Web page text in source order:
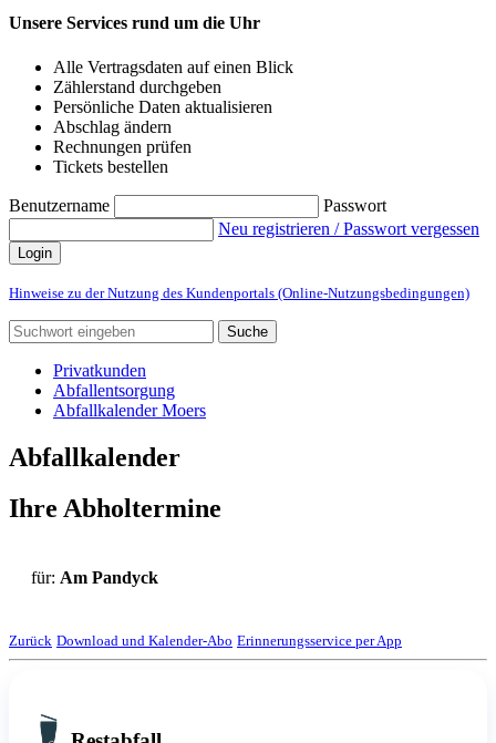
Unsere Services rund um die Uhr
Alle Vertragsdaten auf einen Blick
Zählerstand durchgeben
Persönliche Daten aktualisieren
Abschlag ändern
Rechnungen prüfen
Tickets bestellen
Benutzername
Passwort
Neu registrieren / Passwort vergessen
Login
Hinweise zu der Nutzung des Kundenportals (Online-Nutzungsbedingungen)
Suche
Privatkunden
Abfallentsorgung
Abfallkalender Moers
Abfallkalender
Ihre Abholtermine
für: Am Pandyck
Zurück Download und Kalender-Abo Erinnerungsservice per App